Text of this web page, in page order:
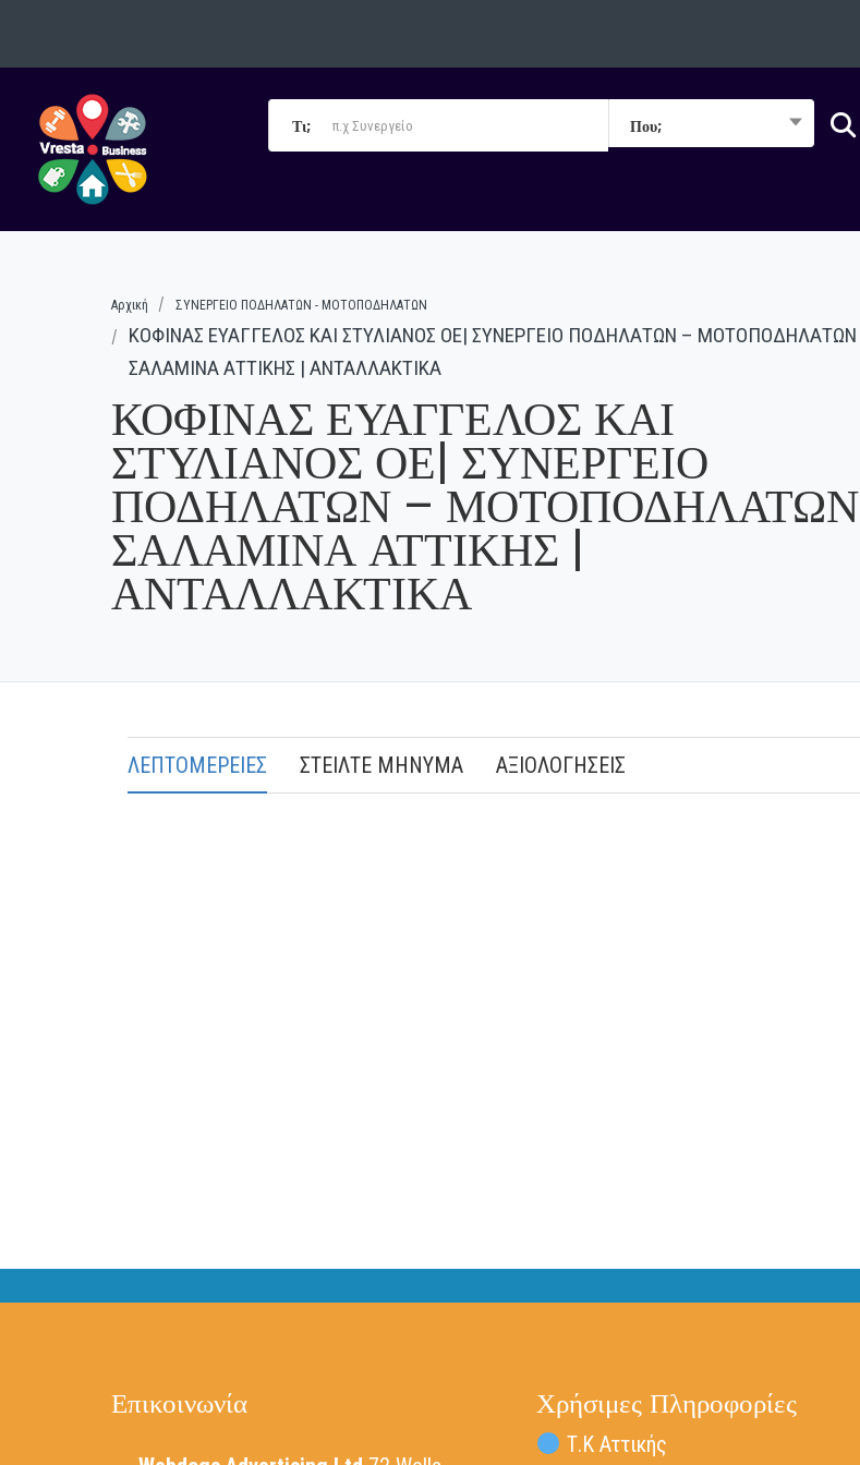
Τι; Που;
Αρχική ΣΥΝΕΡΓΕΙΟ ΠΟΔΗΛΑΤΩΝ - ΜΟΤΟΠΟΔΗΛΑΤΩΝ
ΚΟΦΙΝΑΣ ΕΥΑΓΓΕΛΟΣ ΚΑΙ ΣΤΥΛΙΑΝΟΣ ΟΕ| ΣΥΝΕΡΓΕΙΟ ΠΟΔΗΛΑΤΩΝ – ΜΟΤΟΠΟΔΗΛΑΤΩΝ
ΣΑΛΑΜΙΝΑ ΑΤΤΙΚΗΣ | ΑΝΤΑΛΛΑΚΤΙΚΑ
ΚΟΦΙΝΑΣ ΕΥΑΓΓΕΛΟΣ ΚΑΙ
ΣΤΥΛΙΑΝΟΣ ΟΕ| ΣΥΝΕΡΓΕΙΟ
ΠΟΔΗΛΑΤΩΝ – ΜΟΤΟΠΟΔΗΛΑΤΩΝ
ΣΑΛΑΜΙΝΑ ΑΤΤΙΚΗΣ |
ΑΝΤΑΛΛΑΚΤΙΚΑ
ΛΕΠΤΟΜΕΡΕΙΕΣ ΣΤΕΙΛΤΕ ΜΗΝΥΜΑ ΑΞΙΟΛΟΓΗΣΕΙΣ
Επικοινωνία Χρήσιμες Πληροφορίες
Τ.Κ Αττικής